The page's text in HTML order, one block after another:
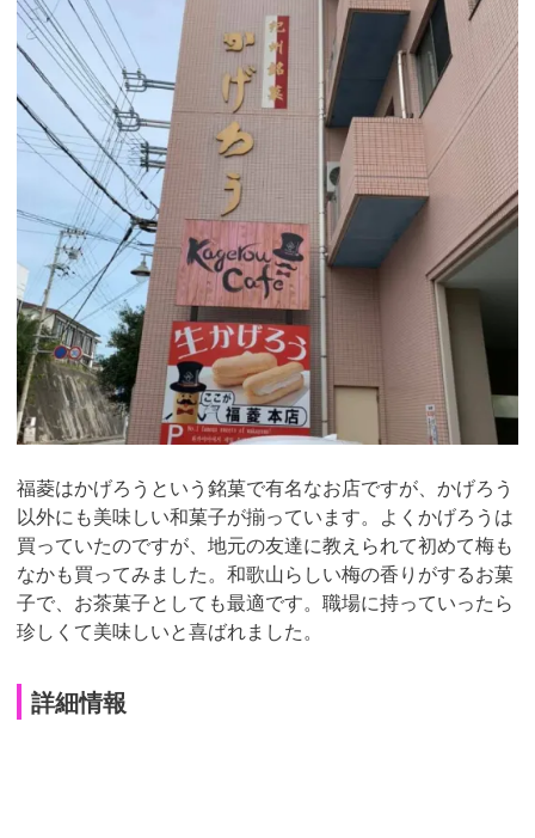
福菱はかげろうという銘菓で有名なお店ですが、かげろう
以外にも美味しい和菓子が揃っています。よくかげろうは
買っていたのですが、地元の友達に教えられて初めて梅も
なかも買ってみました。和歌山らしい梅の香りがするお菓
子で、お茶菓子としても最適です。職場に持っていったら
珍しくて美味しいと喜ばれました。
詳細情報